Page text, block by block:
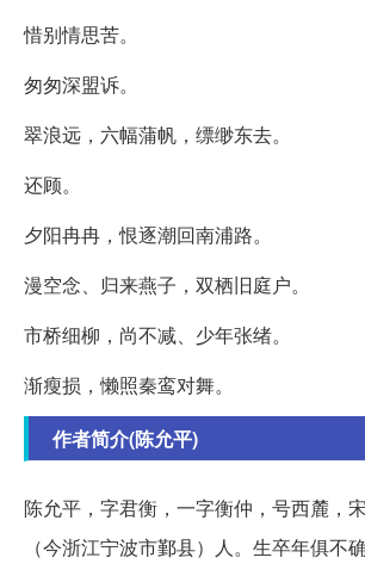
惜别情思苦。
匆匆深盟诉。
翠浪远，六幅蒲帆，缥缈东去。
还顾。
夕阳冉冉，恨逐潮回南浦路。
漫空念、归来燕子，双栖旧庭户。
市桥细柳，尚不减、少年张绪。
渐瘦损，懒照秦鸾对舞。
作者简介(陈允平)
陈允平，字君衡，一字衡仲，号西麓，
（今浙江宁波市鄞县）人。生卒年俱不